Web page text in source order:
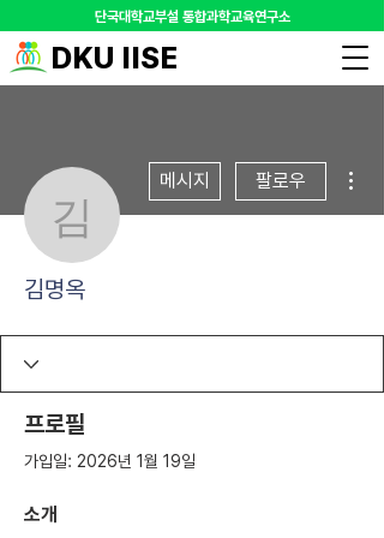
​단국대학교부설 통합과학교육연구소
DKU IISE
김명옥
메시지 팔로우
김명옥
프로필
가입일: 2026년 1월 19일
소개